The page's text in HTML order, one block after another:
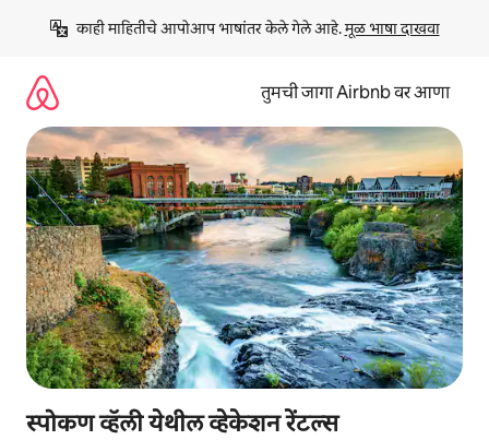
काही माहितीचे आपोआप भाषांतर केले गेले आहे. मूळ भाषा दाखवा
तुमची जागा Airbnb वर आणा
स्पोकण व्हॅली येथील व्हेकेशन रेंटल्स